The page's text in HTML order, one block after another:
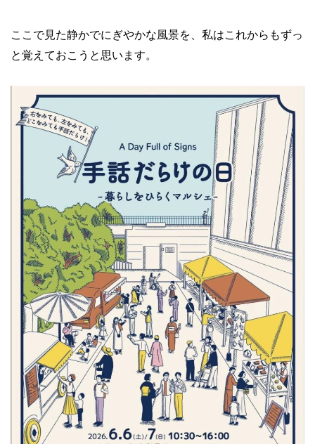
ここで見た静かでにぎやかな風景を、私はこれからもずっ
と覚えておこうと思います。